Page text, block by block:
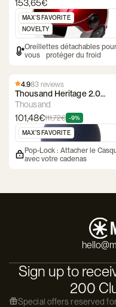
153,65€
MAX'S FAVORITE
NOVELTY
️Oreillettes détachables pour
vous protéger du froid
4.983 reviews
Thousand Heritage 2.0
Helmet
Thousand
101,48€111,72€ -9%
MAX'S FAVORITE
Pop-Lock : Attacher le
avec votre cadenas
Sign up to
200
Special offers reserved